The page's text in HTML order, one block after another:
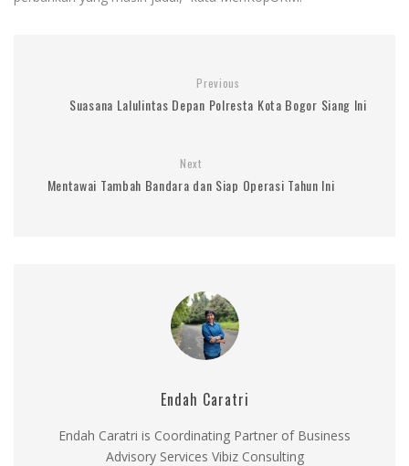
Previous
Suasana Lalulintas Depan Polresta Kota Bogor Siang Ini
Next
Mentawai Tambah Bandara dan Siap Operasi Tahun Ini
Endah Caratri
Endah Caratri is Coordinating Partner of Business
Advisory Services Vibiz Consulting